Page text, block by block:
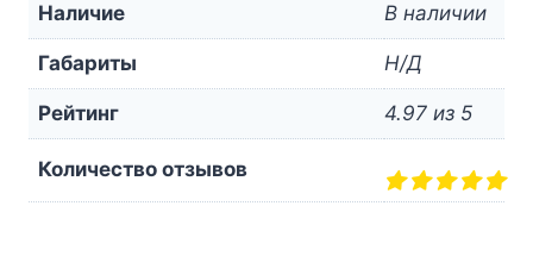
Наличие В наличии
Габариты Н/Д
Рейтинг 4.97 из 5
Количество отзывов